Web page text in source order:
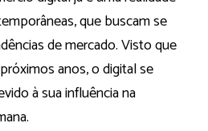
que buscam se
de mercado. Visto que
anos, o digital se
à sua influência na